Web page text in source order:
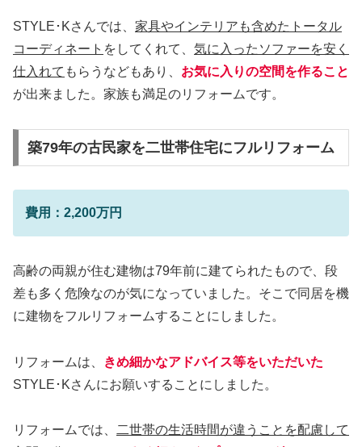
STYLE･Kさんでは、 家具やインテリアも含めたトータル
コーディネート をしてくれて、 気に入ったソファーを安く
仕入れて もらうなどもあり、 お気に入りの空間を作ること
が出来ました。家族も満足のリフォームです。
築79年の古民家を二世帯住宅にフルリフォーム
費用：2,200万円
高齢の両親が住む建物は79年前に建てられたもので、段
差も多く危険なのが気になっていました。そこで同居を機
に建物をフルリフォームすることにしました。
リフォームは、
きめ細かなアドバイス等をいただいた
STYLE･Kさんにお願いすることにしました。
リフォームでは、
二世帯の生活時間が違うことを配慮して